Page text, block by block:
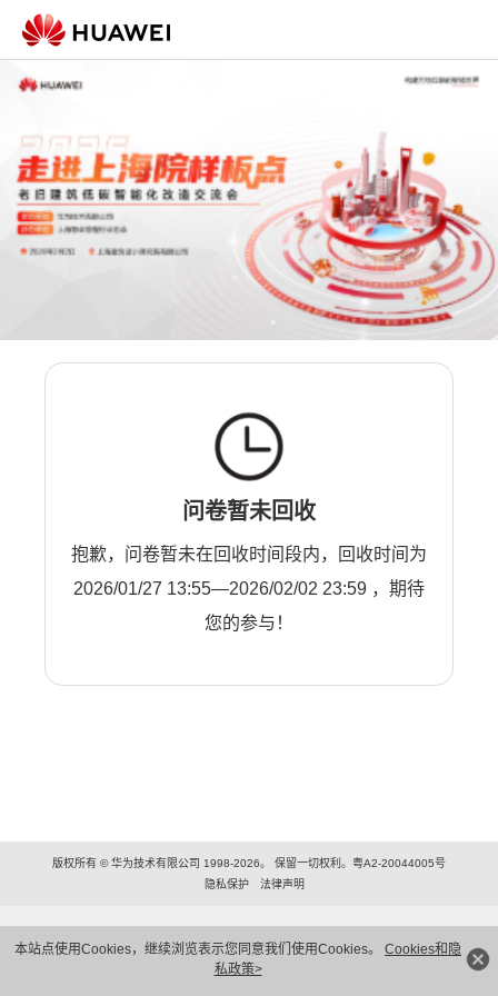
本站点使用Cookies，继续浏览表示您同意我们使用Cookies。 Cookies和隐
私政策>
问卷暂未回收
抱歉，问卷暂未在回收时间段内，回收时间为
2026/01/27 13:55—2026/02/02 23:59 ，期待
您的参与！
版权所有 © 华为技术有限公司 1998-2026。 保留一切权利。粤A2-20044005号
隐私保护
法律声明